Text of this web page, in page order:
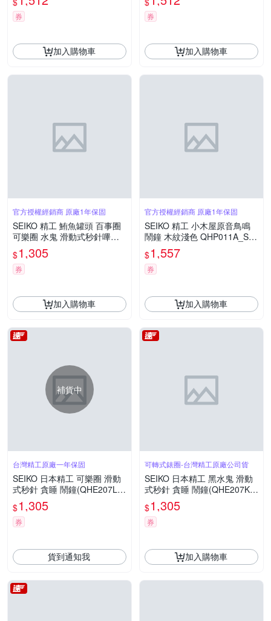
券
加入購物車
券
加入購物車
官方授權經銷商 原廠1年保固
SEIKO 精工 鮪魚罐頭 百事圈
可樂圈 水鬼 滑動式秒針嗶嗶
聲靜音貪睡造型鬧鐘 QHE207
L_SK045
$1,305
券
加入購物車
官方授權經銷商 原廠1年保固
SEIKO 精工 小木屋原音鳥鳴
鬧鐘 木紋淺色 QHP011A_SK
045
$1,557
券
加入購物車
補貨中
台灣精工原廠一年保固
SEIKO 日本精工 可樂圈 滑動
式秒針 貪睡 鬧鐘(QHE207L)1
0.4X9.7cm
$1,305
券
貨到通知我
可轉式錶圈-台灣精工原廠公司貨
SEIKO 日本精工 黑水鬼 滑動
式秒針 貪睡 鬧鐘(QHE207K)1
0.4X9.7cm
$1,305
券
加入購物車